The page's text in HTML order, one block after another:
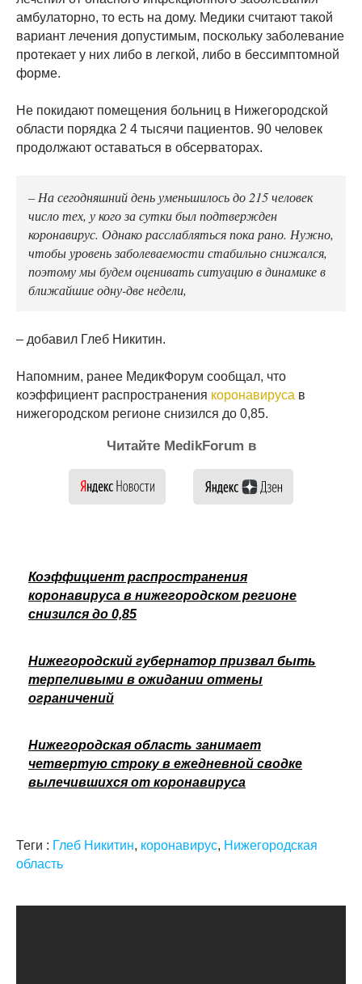
амбулаторно, то есть на дому. Медики считают такой
вариант лечения допустимым, поскольку заболевание
протекает у них либо в легкой, либо в бессимптомной
форме.
Не покидают помещения больниц в Нижегородской
области порядка 2 4 тысячи пациентов. 90 человек
продолжают оставаться в обсерваторах.
– На сегодняшний день уменьшилось до 215 человек
число тех, у кого за сутки был подтвержден
коронавирус. Однако расслабляться пока рано. Нужно,
чтобы уровень заболеваемости стабильно снижался,
поэтому мы будем оценивать ситуацию в динамике в
ближайшие одну-две недели,
– добавил Глеб Никитин.
Напомним, ранее МедикФорум сообщал, что
коэффициент распространения коронавируса в
нижегородском регионе снизился до 0,85.
Читайте MedikForum в
Коэффициент распространения
коронавируса в нижегородском регионе
снизился до 0,85
Нижегородский губернатор призвал быть
терпеливыми в ожидании отмены
ограничений
Нижегородская область занимает
четвертую строку в ежедневной сводке
вылечившихся от коронавируса
Теги : Глеб Никитин, коронавирус, Нижегородская
область